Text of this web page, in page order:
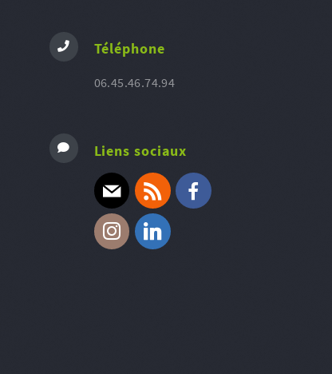
Téléphone
06.45.46.74.94
Liens sociaux
E-mail RSS